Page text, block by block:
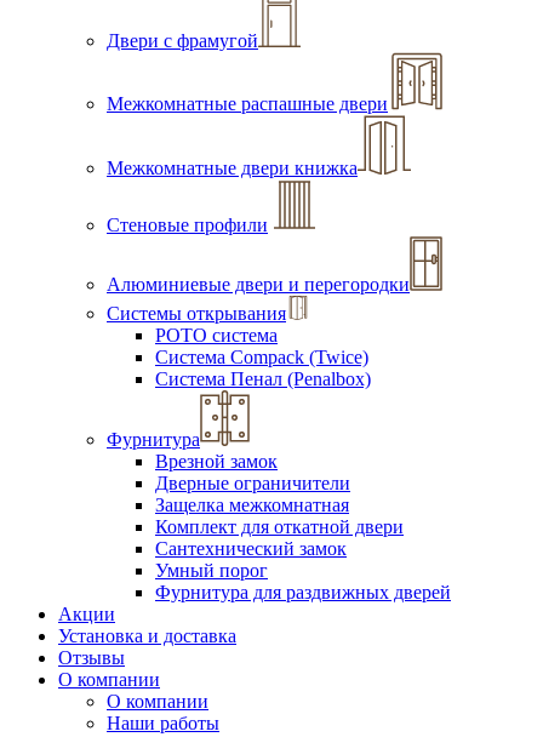
Двери с фрамугой
Межкомнатные распашные двери
Межкомнатные двери книжка
Стеновые профили
Алюминиевые двери и перегородки
Системы открывания
РОТО система
Система Compack (Twice)
Система Пенал (Penalbox)
Фурнитура
Врезной замок
Дверные ограничители
Защелка межкомнатная
Комплект для откатной двери
Сантехнический замок
Умный порог
Фурнитура для раздвижных дверей
Акции
Установка и доставка
Отзывы
О компании
О компании
Наши работы